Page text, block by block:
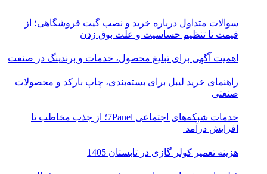
سوالات متداول درباره خرید و نصب گیت فروشگاهی؛ از
قیمت تا تنظیم حساسیت و علت بوق زدن
اهمیت آگهی برای تبلیغ محصول، خدمات و برندینگ در صنعت
راهنمای خرید لیبل برای بسته‌بندی، چاپ بارکد و محصولات
صنعتی
خدمات شبکه‌های اجتماعی 7Panel؛ از جذب مخاطب تا
افزایش درآمد
هزینه تعمیر کولر گازی در تابستان 1405